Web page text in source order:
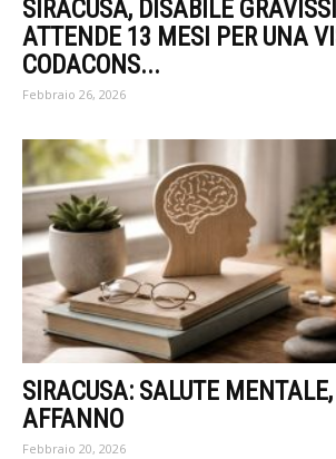
SIRACUSA, DISABILE
ATTENDE 13 MESI PER UNA
CODACONS...
Febbraio 26, 2026
SIRACUSA: SALUTE
AFFANNO
Febbraio 20, 2026